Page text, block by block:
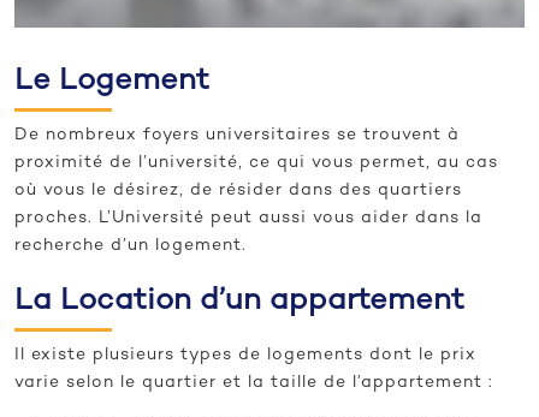
Le Logement
De nombreux foyers universitaires se trouvent à
proximité de l’université, ce qui vous permet, au cas
où vous le désirez, de résider dans des quartiers
proches. L’Université peut aussi vous aider dans la
recherche d’un logement.
La Location d’un appartement
Il existe plusieurs types de logements dont le prix
varie selon le quartier et la taille de l’appartement :